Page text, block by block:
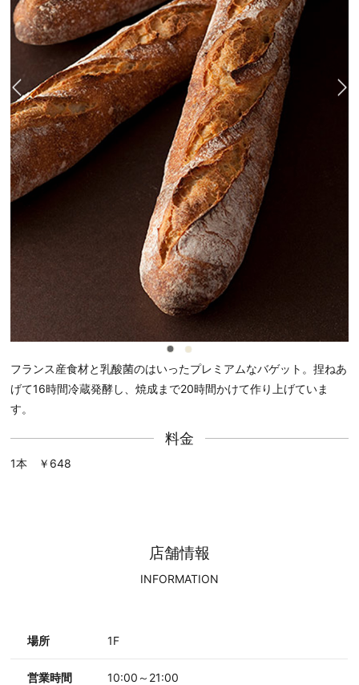
フランス産食材と乳酸菌のはいったプレミアムなバゲット。捏ねあ
げて16時間冷蔵発酵し、焼成まで20時間かけて作り上げていま
す。
料金
1本 ￥648
店舗情報
INFORMATION
場所 1F
営業時間 10:00～21:00